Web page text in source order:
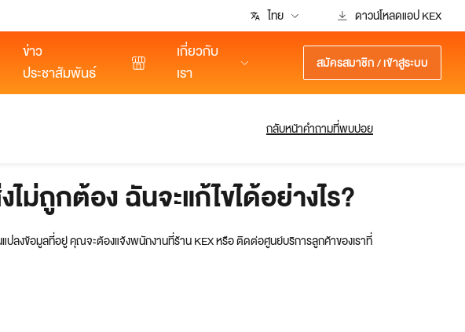
ไทย ดาวน์โหลดแอป KEX
เอ็กซ์ตร้าแคร์
POD ส่งคืน
ใหม่
พอร์ทัลลูกค้า
KOMS (ระบบจัดการคำสั...
ใหม่
KERP (ระบบจัดการคลัง...
ติดต่อเรา
คำถามที่พบบ่อย
ศูนย์การเรียนรู้
ข่าว
ประชาสัมพันธ์
เกี่ยวกับ
เรา
สมัครสมาชิก / เข้าสู่ระบบ
กลับหน้าคำถามที่พบบ่อย
ม่ถูกต้อง ฉันจะแก้ไขได้อย่างไร?
ปลงข้อมูลที่อยู่ คุณจะต้องแจ้งพนักงานที่ร้าน KEX หรือ ติดต่อศูนย์บริการลูกค้าของเราที่